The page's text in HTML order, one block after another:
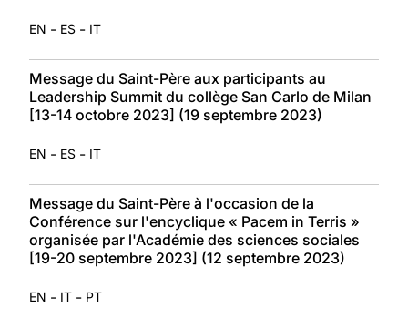
EN - ES - IT
Message du Saint-Père aux participants au
Leadership Summit du collège San Carlo de Milan
[13-14 octobre 2023] (19 septembre 2023)
EN - ES - IT
Message du Saint-Père à l'occasion de la
Conférence sur l'encyclique « Pacem in Terris »
organisée par l'Académie des sciences sociales
[19-20 septembre 2023] (12 septembre 2023)
EN - IT - PT